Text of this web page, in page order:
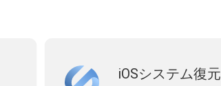
iOSシステム復元